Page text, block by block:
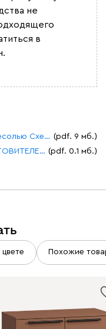
не
в
Кимбол шкаф распашной с антресолью Схема сборки типовая.pdf (pdf. 9 мб.)
ЛОФТМЕБЕЛЬ ДАННЫЕ ОБ ИЗГОТОВИТЕЛЕ .pdf (pdf. 0.1 мб.)
Похожие